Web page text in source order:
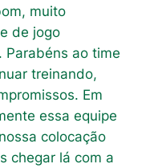
muito
de jogo
Parabéns ao time
treinando,
Em
essa equipe
colocação
chegar lá com a